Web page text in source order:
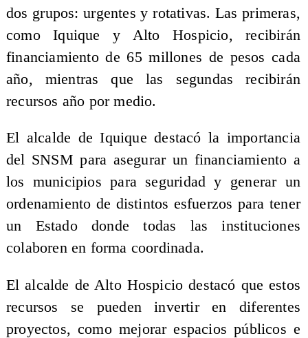
dos grupos: urgentes y rotativas. Las primeras,
como Iquique y Alto Hospicio, recibirán
financiamiento de 65 millones de pesos cada
año, mientras que las segundas recibirán
recursos año por medio.
El alcalde de Iquique destacó la importancia
del SNSM para asegurar un financiamiento a
los municipios para seguridad y generar un
ordenamiento de distintos esfuerzos para tener
un Estado donde todas las instituciones
colaboren en forma coordinada.
El alcalde de Alto Hospicio destacó que estos
recursos se pueden invertir en diferentes
proyectos, como mejorar espacios públicos e